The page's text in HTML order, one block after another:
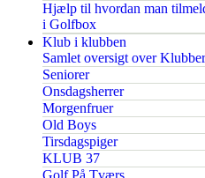
Hjælp til hvordan man
i Golfbox
Klub i klubben
Samlet oversigt over
Seniorer
Onsdagsherrer
Morgenfruer
Old Boys
Tirsdagspiger
KLUB 37
Golf På Tværs.